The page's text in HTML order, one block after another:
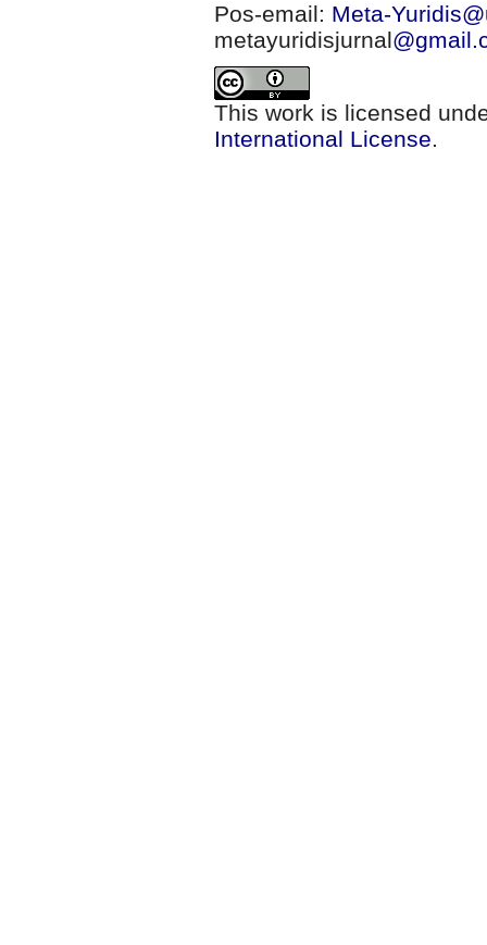
Pos-email: Meta-
metayuridisjurnal
This work is licensed
International License.